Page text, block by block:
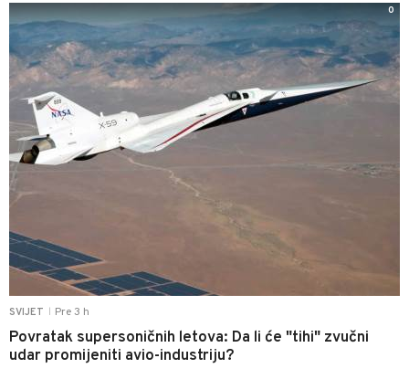
SVIJET Pre 3 h
Povratak supersoničnih letova: Da li će "tihi" zvučni
udar promijeniti avio-industriju?
0